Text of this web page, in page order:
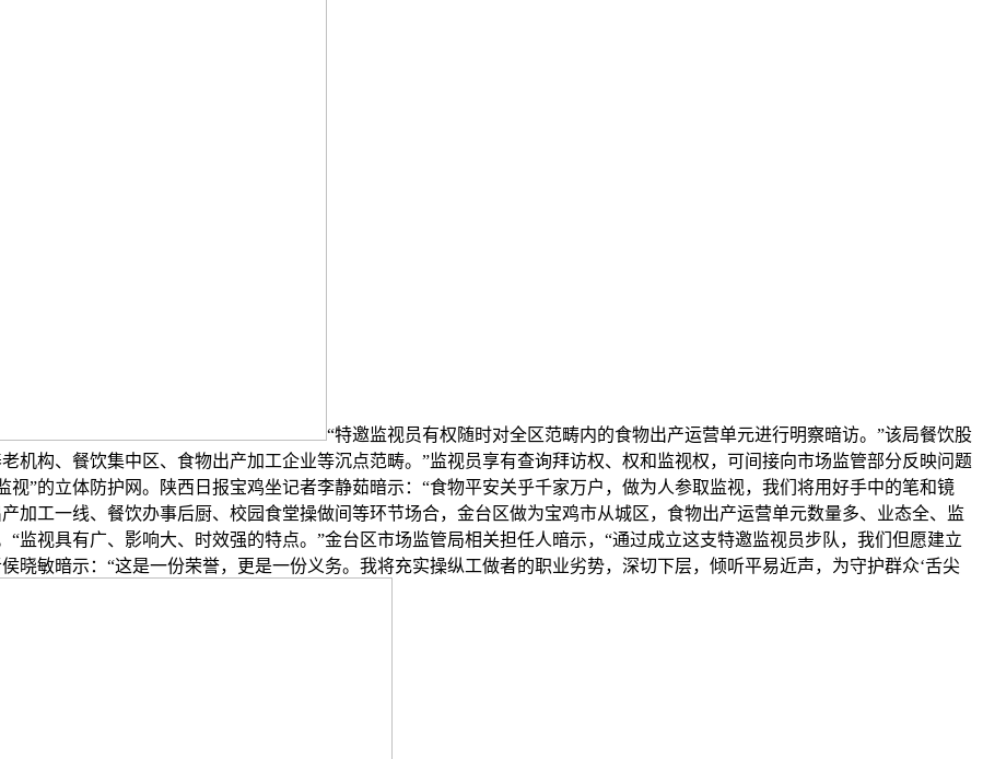
“特邀监视员有权随时对全区范畴内的食物出产运营单元进行明察暗访。”该局餐饮股
机构、餐饮集中区、食物出产加工企业等沉点范畴。”监视员享有查询拜访权、权和监视权，可间接向市场监管部分反映问题
”的立体防护网。陕西日报宝鸡坐记者李静茹暗示：“食物平安关乎千家万户，做为人参取监视，我们将用好手中的笔和镜
加工一线、餐饮办事后厨、校园食堂操做间等环节场合，金台区做为宝鸡市从城区，食物出产运营单元数量多、业态全、监
监视具有广、影响大、时效强的特点。”金台区市场监管局相关担任人暗示，“通过成立这支特邀监视员步队，我们但愿建立
晓敏暗示：“这是一份荣誉，更是一份义务。我将充实操纵工做者的职业劣势，深切下层，倾听平易近声，为守护群众‘舌尖